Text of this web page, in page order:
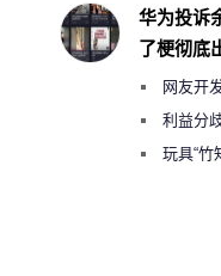
华为投诉
了梗彻底
网友开
绕梁”利益分
曾将华为
玩具“竹